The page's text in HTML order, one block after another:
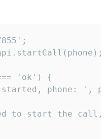
'ok') {
phone: ',
to start the